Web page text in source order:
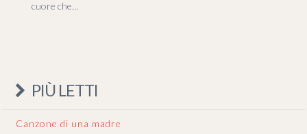
cuore che…
PIÙ LETTI
Canzone di una madre